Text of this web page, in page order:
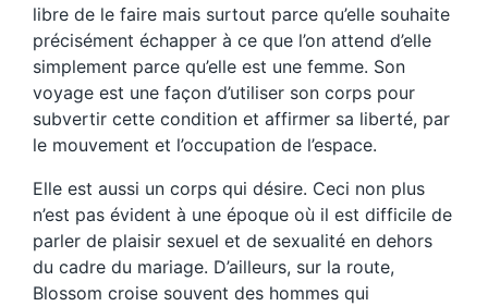
libre de le faire mais surtout parce qu’elle souhaite
précisément échapper à ce que l’on attend d’elle
simplement parce qu’elle est une femme. Son
voyage est une façon d’utiliser son corps pour
subvertir cette condition et affirmer sa liberté, par
le mouvement et l’occupation de l’espace.
Elle est aussi un corps qui désire. Ceci non plus
n’est pas évident à une époque où il est difficile de
parler de plaisir sexuel et de sexualité en dehors
du cadre du mariage. D’ailleurs, sur la route,
Blossom croise souvent des hommes qui